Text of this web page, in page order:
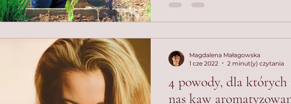
4 powody, dla
nas kaw
Magdalena Małagowska
1 cze 2022
2 minut(y) czytania